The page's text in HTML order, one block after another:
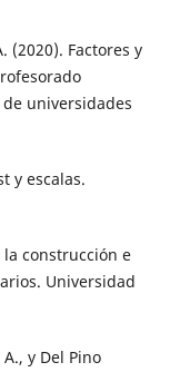
(2020). Factores y
universidades
y escalas.
la construcción e
Universidad
y Del Pino